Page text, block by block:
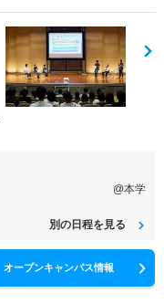
@本学
別の日程を見る
オープンキャンパス情報